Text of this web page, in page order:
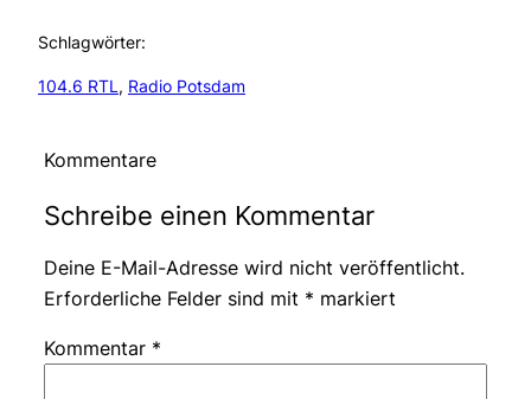
Schlagwörter:
104.6 RTL, Radio Potsdam
Kommentare
Schreibe einen Kommentar
Deine E-Mail-Adresse wird nicht veröffentlicht.
Erforderliche Felder sind mit * markiert
Kommentar *